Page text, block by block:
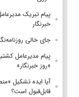
پیام تبریک
خبرنگار
جای خالی
پیام مدیرعامل
«روز خبرنگار»
آیا ایده تشکیل
قابل‌قبول است؟